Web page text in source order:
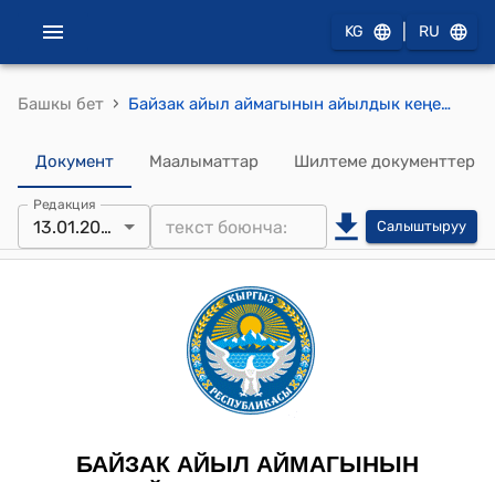
KG RU
Башкы бет › Байзак айыл аймагынын айылдык кеңешинин 2023-жылдын 13-январындагы № 18/5 "Социалдык шаарча куруу үчүн жер аянтын бөлүп берүү жөнүндө" токтому
Документ Маалыматтар Шилтеме документтер
Редакция
13.01.2023 Салыштыруу